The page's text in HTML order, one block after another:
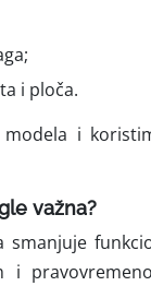
i ploča.
modela i
važna?
smanjuje
i